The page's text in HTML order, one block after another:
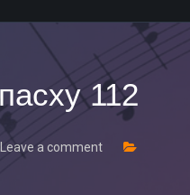
112
Leave a comment